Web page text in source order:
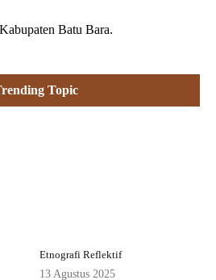
Batu Bara.
Topic
Etnografi Reflektif
13 Agustus 2025